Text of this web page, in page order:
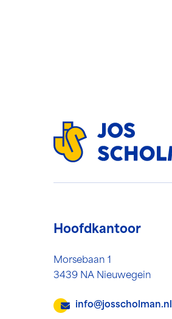
Hoofdkantoor
Morsebaan 1
3439 NA Nieuwegein
info@josscholman.nl